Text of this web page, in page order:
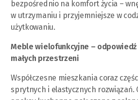
bezpośrednio na komfort życia –
w utrzymaniu i przyjemniejsze w
użytkowaniu.
Meble wielofunkcyjne – odpowiedź
małych przestrzeni
Współczesne mieszkania coraz
sprytnych i elastycznych rozwiązań.